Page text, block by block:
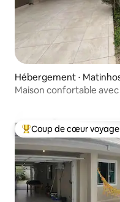
Hébergement ⋅
Maison confortable
Coups de cœur
Coup de cœur